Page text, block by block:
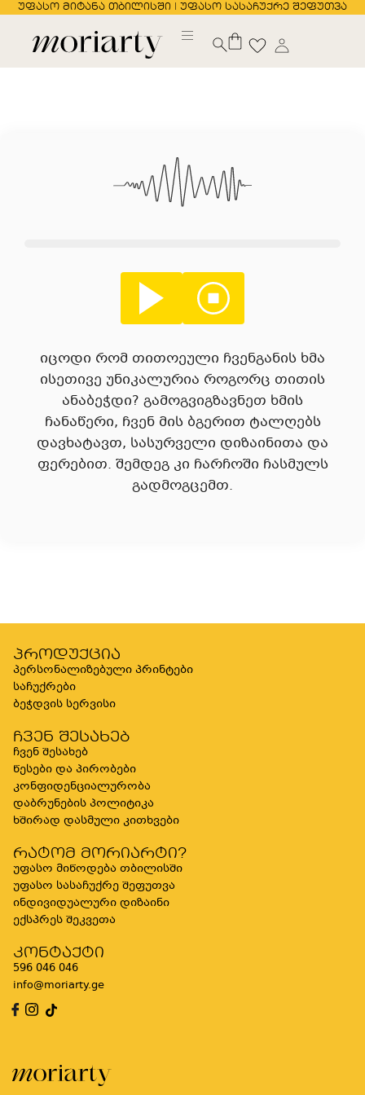
უფასო მიტანა თბილისში | უფასო სასაჩუქრე შეფუთვა
იცოდი რომ თითოეული ჩვენგანის ხმა
ისეთივე უნიკალურია როგორც თითის
ანაბეჭდი? გამოგვიგზავნეთ ხმის
ჩანაწერი, ჩვენ მის ბგერით ტალღებს
დავხატავთ, სასურველი დიზაინითა და
ფერებით. შემდეგ კი ჩარჩოში ჩასმულს
გადმოგცემთ.
პროდუქცია
პერსონალიზებული პრინტები
საჩუქრები
ბეჭდვის სერვისი
ჩვენ შესახებ
ჩვენ შესახებ
წესები და პირობები
კონფიდენციალურობა
დაბრუნების პოლიტიკა
ხშირად დასმული კითხვები
რატომ მორიარტი?
უფასო მიწოდება თბილისში
უფასო სასაჩუქრე შეფუთვა
ინდივიდუალური დიზაინი
ექსპრეს შეკვეთა
კონტაქტი
596 046 046
info@moriarty.ge